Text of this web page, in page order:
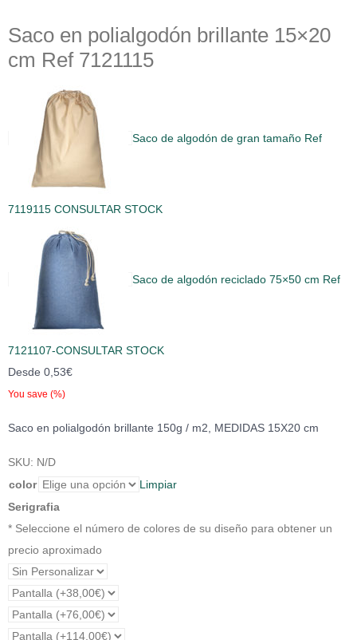
Saco en polialgodón brillante 15×20
cm Ref 7121115
Saco de algodón de gran tamaño Ref
7119115 CONSULTAR STOCK
Saco de algodón reciclado 75×50 cm Ref
7121107-CONSULTAR STOCK
Desde 0,53€
You save (%)
Saco en polialgodón brillante 150g / m2, MEDIDAS 15X20 cm
SKU: N/D
color
Limpiar
Serigrafia
* Seleccione el número de colores de su diseño para obtener un
precio aproximado